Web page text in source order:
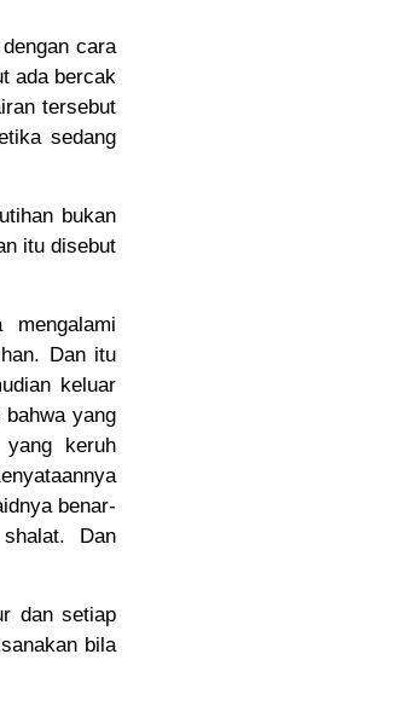
cara
ada bercak
tersebut
sedang
bukan
itu disebut
Dan itu
keluar
yang
keruh
benar-
Dan
dan setiap
bila